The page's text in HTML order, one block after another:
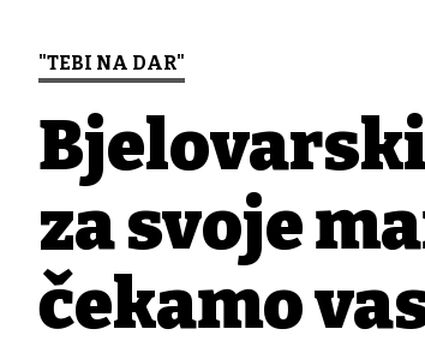
"TEBI NA DAR"
za svoje
čekamo